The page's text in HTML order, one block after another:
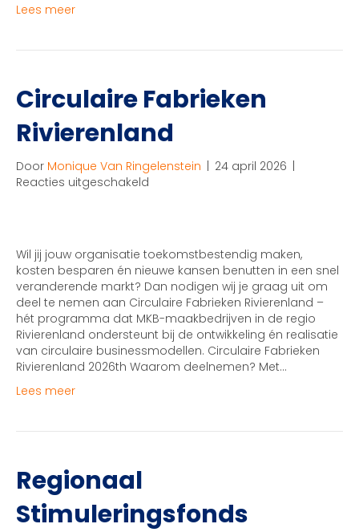
Lees meer
Circulaire Fabrieken
Rivierenland
Door Monique Van Ringelenstein | 24 april 2026 |
Reacties uitgeschakeld
Wil jij jouw organisatie toekomstbestendig maken,
kosten besparen én nieuwe kansen benutten in een snel
veranderende markt? Dan nodigen wij je graag uit om
deel te nemen aan Circulaire Fabrieken Rivierenland –
hét programma dat MKB-maakbedrijven in de regio
Rivierenland ondersteunt bij de ontwikkeling én realisatie
van circulaire businessmodellen. Circulaire Fabrieken
Rivierenland 2026th Waarom deelnemen? Met…
Lees meer
Regionaal
Stimuleringsfonds